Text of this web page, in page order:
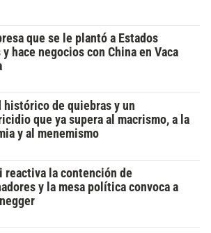
que se le plantó a Estados
y hace negocios con China en Vaca
histórico de quiebras y un
que ya supera al macrismo, a la
y al menemismo
reactiva la contención de
y la mesa política convoca a